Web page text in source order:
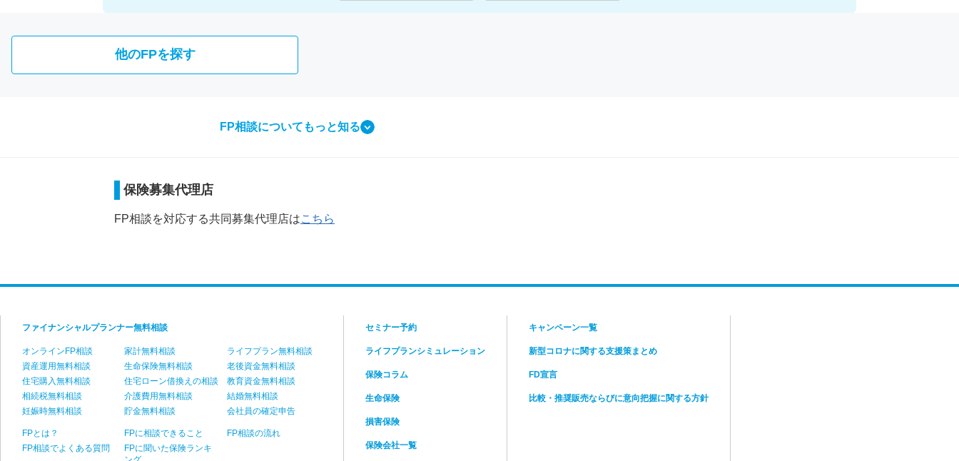
他のFPを探す
FP相談についてもっと知る
保険募集代理店
FP相談を対応する共同募集代理店はこちら
ファイナンシャルプランナー無料相談
オンラインFP相談 家計無料相談
ライフプラン無料相談
資産運用無料相談
生命保険無料相談
老後資金無料相談
住宅購入無料相談
住宅ローン借換えの相談
教育資金無料相談
相続税無料相談
介護費用無料相談
結婚無料相談
妊娠時無料相談
貯金無料相談 会社員の確定申告
FPとは？ FPに相談できること
FP相談の流れ
FP相談でよくある質問
FPに聞いた保険ランキ
セミナー予約
ライフプランシミュレーション
保険コラム
生命保険
損害保険
保険会社一覧
キャンペーン一覧
新型コロナに関する支援策まとめ
FD宣言
比較・推奨販売ならびに意向把握に関する方針